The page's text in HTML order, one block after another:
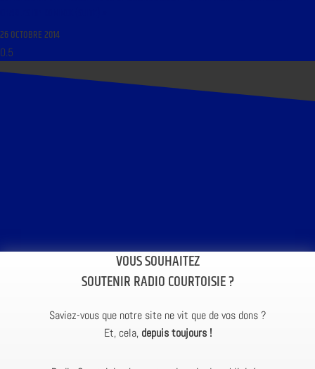
26 OCTOBRE 2014
VOUS SOUHAITEZ
SOUTENIR RADIO COURTOISIE ?
Saviez-vous que notre site ne vit que de vos dons ?
Et, cela, depuis toujours !